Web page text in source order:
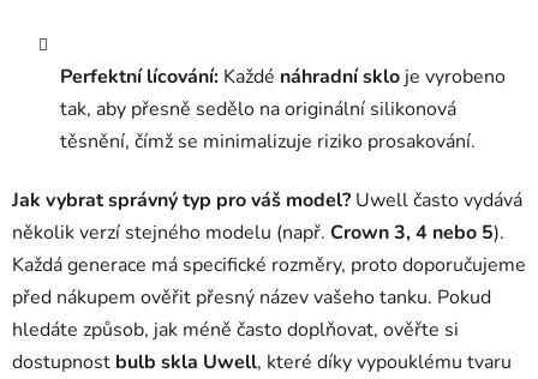
Perfektní lícování: Každé náhradní sklo je vyrobeno
tak, aby přesně sedělo na originální silikonová
těsnění, čímž se minimalizuje riziko prosakování.
Jak vybrat správný typ pro váš model? Uwell často vydává
několik verzí stejného modelu (např. Crown 3, 4 nebo 5).
Každá generace má specifické rozměry, proto doporučujeme
před nákupem ověřit přesný název vašeho tanku. Pokud
hledáte způsob, jak méně často doplňovat, ověřte si
dostupnost bulb skla Uwell, které díky vypouklému tvaru